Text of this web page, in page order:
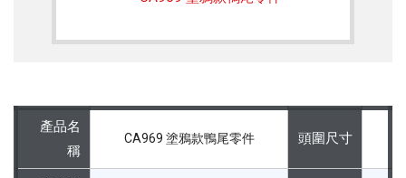
產品名
稱
CA969 塗鴉款鴨尾零件 頭圍尺寸